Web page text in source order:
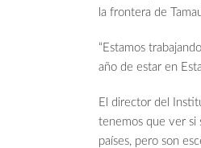
la frontera de
“Estamos
año de estar en
El director del
tenemos que ver si
países, pero son